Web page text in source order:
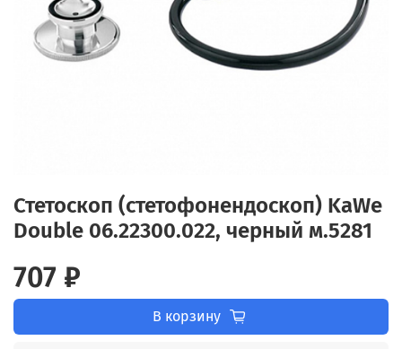
Стетоскоп (стетофонендоскоп) KaWe
Double 06.22300.022, черный м.5281
707 ₽
В корзину